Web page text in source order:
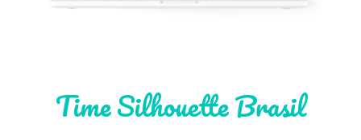
Time Silhouette Brasil
Thiara Ney